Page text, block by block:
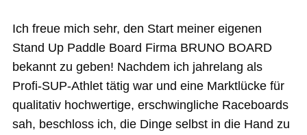
Ich freue mich sehr, den Start meiner eigenen
Stand Up Paddle Board Firma BRUNO BOARD
bekannt zu geben! Nachdem ich jahrelang als
Profi-SUP-Athlet tätig war und eine Marktlücke für
qualitativ hochwertige, erschwingliche Raceboards
sah, beschloss ich, die Dinge selbst in die Hand zu